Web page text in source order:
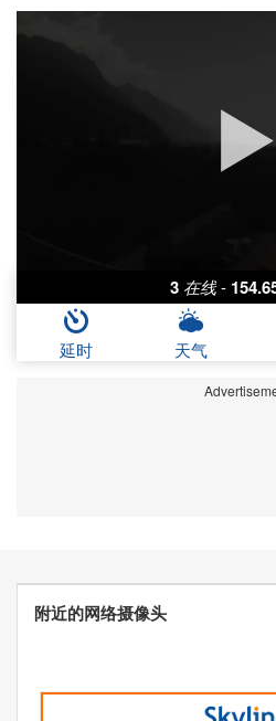
3 在线 -
延时 天气
附近的网络摄像头